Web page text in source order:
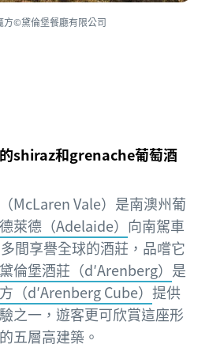
方©黛倫堡餐廳有限公司
shiraz和grenache葡萄酒
McLaren Vale）是南澳州葡
萊德（Adelaide） 向南駕車
間享譽全球的酒莊，品嚐它
黛倫堡酒莊（d′Arenberg） 是
（d′Arenberg Cube） 提供
之一，遊客更可欣賞這座形
五層高建築。